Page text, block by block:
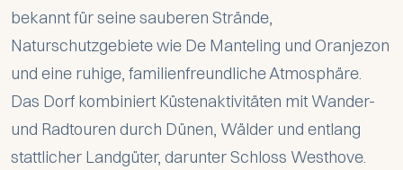
bekannt für seine sauberen Strände,
Naturschutzgebiete wie De Manteling und Oranjezon
und eine ruhige, familienfreundliche Atmosphäre.
Das Dorf kombiniert Küstenaktivitäten mit Wander-
und Radtouren durch Dünen, Wälder und entlang
stattlicher Landgüter, darunter Schloss Westhove.